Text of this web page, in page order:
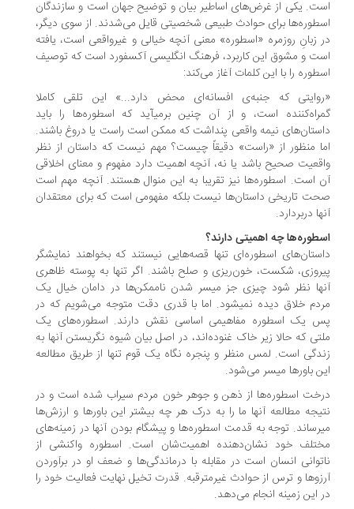
یکی از غرض‌های اساطیر بیان و توضیح جهان است و سازندگان
برای حوادث طبیعی شخصیتی قایل می‌شدند. از سوی دیگر،
زبانِ روزمره «اسطوره» معنی آنچه خیالی و غیرواقعی است، یافته
و مشوق این کاربرد، فرهنگ انگلیسی آکسفورد است که توصیف
را با این کلمات آغاز می‌کند:
که جنبه‌ی افسانه‌ای محض دارد...» این تلقی کاملا
است، و از آن چنین برمیآید که اسطوره‌ها را باید
نیمه واقعی پنداشت که ممکن است راست یا دروغ باشند.
منظور از «راست» دقیقاً چیست؟ مهم نیست که داستان از نظر
صحیح باشد یا نه، آنچه اهمیت دارد مفهوم و معنای اخلاقی
است. اسطوره‌ها نیز تقریبا به اين منوال هستند. آنچه مهم است
تاریخی داستان‌ها نیست بلکه مفهومی است که برای معتقدان
دربردارد.
چه اهمیتی دارند؟
اسطوره‌ای تنها قصه‌هایی نیستند که بخواهند نمایشگر
شکست، خون‌ریزی و صلح باشند. اگر تنها به پوسته‌ ظاهری
نظر شود چیزی جز میسر شدن ناممکن‌ها در دامان خیال یک
خلاق دیده نمیشود. اما با قدری دقت متوجه می‌شویم که در
یک اسطوره مفاهیمی اساسی نقش دارند. اسطوره‌های یک
که حالا زیر خاک غنوده‌اند، در اصل بیان شیوه‌ نگریستن آنها به
است. لمس منظر و پنجره‌ نگاه یک قوم تنها از طریق مطالعه‌
باورها میسر می‌شود.
اسطوره‌ها‌ از ذهن و جوهر خون مردم سیراب شده است و در
مطالعه‌ آنها ما را به درک هر چه بیشتر این باورها و ارزش‌ها
توجه به قدمت اسطوره‌ها و پیشگام بودن آنها در زمینه‌های
خود نشان‌دهنده‌ اهمیت‌شان است. اسطوره واکنشی از
انسان است در مقابله با درماندگی‌ها و ضعف او در برآوردن
و ترس از حوادث غیرمترقبه. قدرت تخیل نهایت فعالیت خود را
این زمینه انجام می‌دهد.